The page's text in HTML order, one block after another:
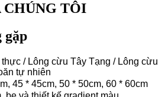
TÔI
gặp
/ Lông cừu Tây Tạng / Lông cừu
tự nhiên
45 * 45cm, 50 * 50cm, 60 * 60cm